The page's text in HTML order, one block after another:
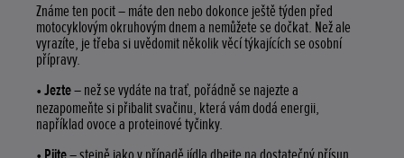
Známe ten pocit – máte den nebo dokonce ještě týden před
motocyklovým okruhovým dnem a nemůžete se dočkat. Než ale
vyrazíte, je třeba si uvědomit několik věcí týkajících se osobní
přípravy.
•Jezte– než se vydáte na trať, pořádně se najezte a
nezapomeňte si přibalit svačinu, která vám dodá energii,
například ovoce a proteinové tyčinky.